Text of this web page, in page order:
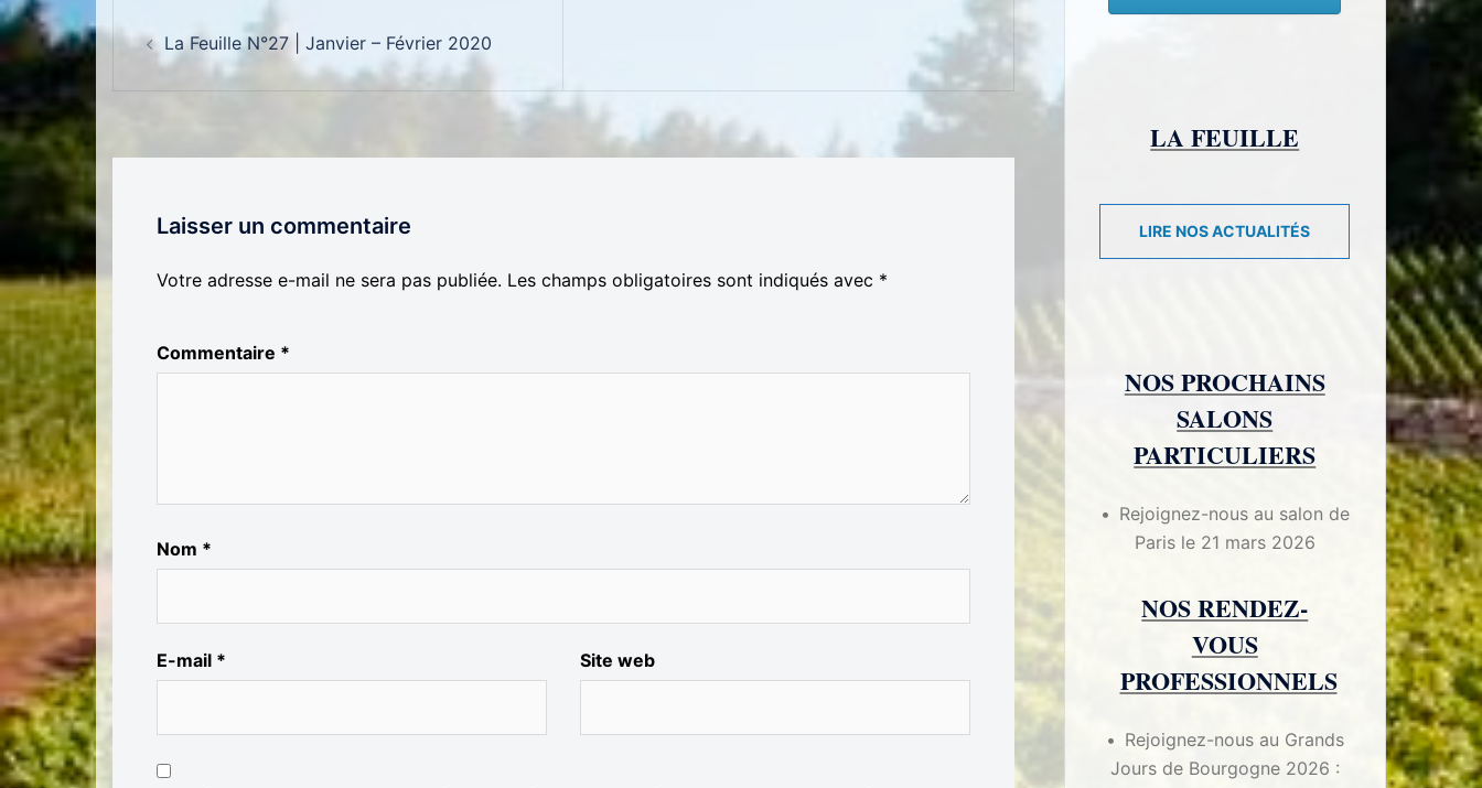
La Feuille N°27 | Janvier – Février 2020
Laisser un commentaire
Votre adresse e-mail ne sera pas publiée. Les champs obligatoires sont indiqués avec *
Commentaire *
Nom *
E-mail * Site web
LA FEUILLE
LIRE NOS ACTUALITÉS
NOS PROCHAINS
SALONS
PARTICULIERS
Rejoignez-nous au salon de
Paris le 21 mars 2026
NOS RENDEZ-
VOUS
PROFESSIONNELS
Rejoignez-nous au Grands
Jours de Bourgogne 2026 :